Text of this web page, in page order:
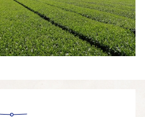
宮川
象とした国土交通省の水質調査